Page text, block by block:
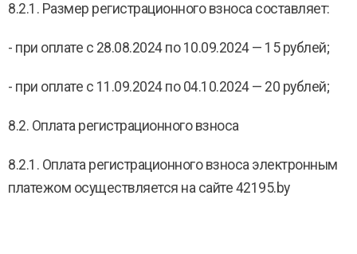
8.2.1. Размер регистрационного взноса составляет:
- при оплате с 28.08.2024 по 10.09.2024 — 15 рублей;
- при оплате с 11.09.2024 по 04.10.2024 — 20 рублей;
8.2. Оплата регистрационного взноса
8.2.1. Оплата регистрационного взноса электронным
платежом осуществляется на сайте 42195.by